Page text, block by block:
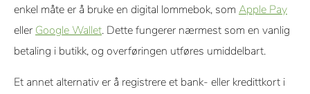
enkel måte er å bruke en digital lommebok, som Apple Pay
eller Google Wallet. Dette fungerer nærmest som en vanlig
betaling i butikk, og overføringen utføres umiddelbart.
Et annet alternativ er å registrere et bank- eller kredittkort i